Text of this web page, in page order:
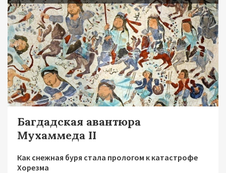
Багдадская авантюра
Мухаммеда II
Как снежная буря стала прологом к катастрофе
Хорезма